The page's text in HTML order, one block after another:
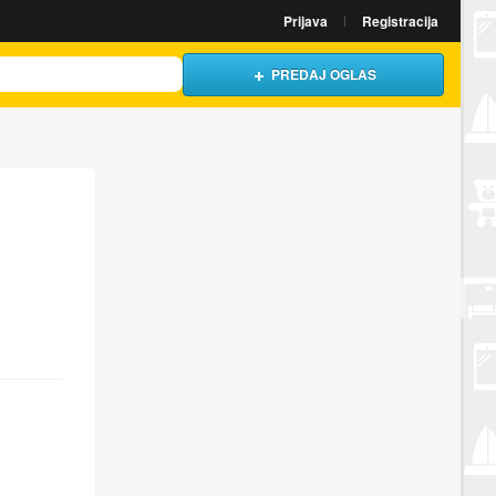
Prijava Registracija
PREDAJ OGLAS